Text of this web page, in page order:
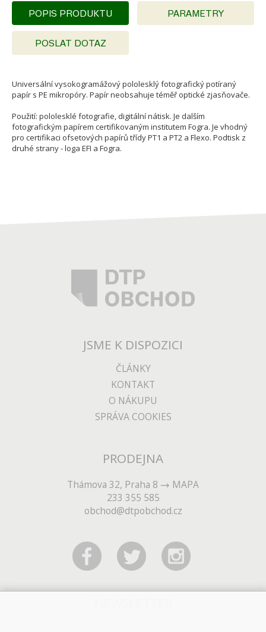
POPIS PRODUKTU PARAMETRY
POSLAT DOTAZ
Universální vysokogramážový pololesklý fotografický potíraný
papír s PE mikropóry. Papír neobsahuje téměř optické zjasňovače.
Použití: pololesklé fotografie, digitální nátisk. Je dalším
fotografickým papírem certifikovaným institutem Fogra. Je vhodný
pro certifikaci ofsetových papírů třídy PT1 a PT2 a Flexo. Podtisk z
druhé strany - loga EFI a Fogra.
JSME K DISPOZICI
ČLÁNKY
KONTAKT
O NÁKUPU
SPRÁVA COOKIES
PRODEJNA
Thámova 32, Praha 8
MAPA
233 355 585
obchod@dtpobchod.cz